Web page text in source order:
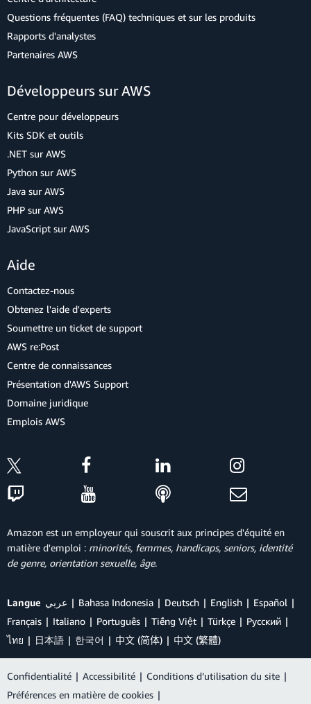
Questions fréquentes (FAQ) techniques et sur les produits
Rapports d'analystes
Partenaires AWS
Développeurs sur AWS
Centre pour développeurs
Kits SDK et outils
.NET sur AWS
Python sur AWS
Java sur AWS
PHP sur AWS
JavaScript sur AWS
Aide
Contactez-nous
Obtenez l'aide d'experts
Soumettre un ticket de support
AWS re:Post
Centre de connaissances
Présentation d'AWS Support
Domaine juridique
Emplois AWS
Amazon est un employeur qui souscrit aux principes d'équité en
matière d'emploi : minorités, femmes, handicaps, seniors, identité
de genre, orientation sexuelle, âge.
Langue عربي Bahasa Indonesia Deutsch English
Español
Français
Italiano Português Tiếng Việt Türkçe
Ρусский
ไทย
日本語 한국어 中文 (简体) 中文 (繁體)
Confidentialité | Accessibilité | Conditions d’utilisation du site |
Préférences en matière de cookies |